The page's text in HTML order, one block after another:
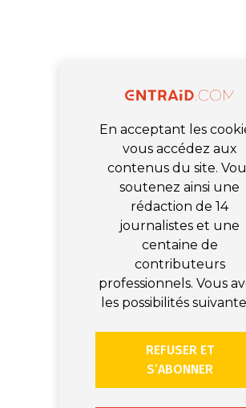
En acceptant les
vous accédez aux
contenus du site.
soutenez ainsi une
rédaction de 14
journalistes et une
centaine de
contributeurs
professionnels. Vous
les possibilités
REFUSER ET
S’ABONNER